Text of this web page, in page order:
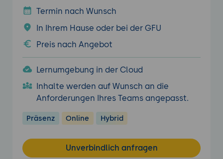
Termin nach Wunsch
In Ihrem Hause oder bei der GFU
Preis nach Angebot
Lernumgebung in der Cloud
Inhalte werden auf Wunsch an die
Anforderungen Ihres Teams angepasst.
Präsenz Online Hybrid
Unverbindlich anfragen